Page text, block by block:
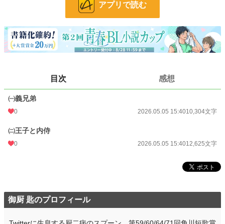
文字数 22,929
更新日時 2026.05.05 15:40
2026.05.05 15:40
週間ポイント
月間ポイント
年間ポイント 1,774 pt (70,226 位)
累計ポイント
アプリで読む
目次 感想
㈠義兄弟
0 2026.05.05 15:4010,304文字
㈡王子と内侍
0 2026.05.05 15:4012,625文字
御厨 匙のプロフィール